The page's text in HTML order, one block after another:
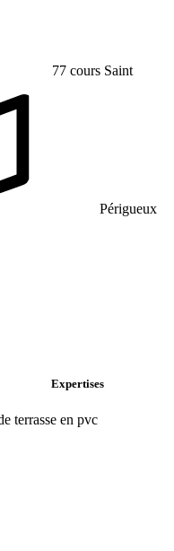
77 cours Saint
Périgueux
Expertises
terrasse en pvc